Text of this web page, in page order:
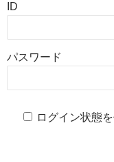
ID
パスワード
ログイン状態